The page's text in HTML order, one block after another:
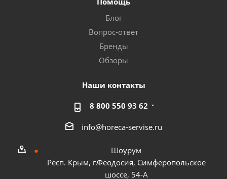
Блог
Вопрос-ответ
Бренды
Обзоры
Наши контакты
8 800 550 93 62
info@horeca-servise.ru
Шоурум
Респ. Крым, г.Феодосия, Симферопольское
шоссе, 54-А